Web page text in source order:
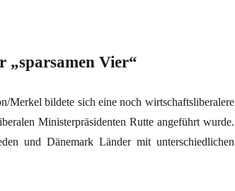
„sparsamen Vier“
Merkel bildete sich eine noch wirtschaftsliberalere
Ministerpräsidenten Rutte angeführt wurde.
und Dänemark Länder mit unterschiedlichen